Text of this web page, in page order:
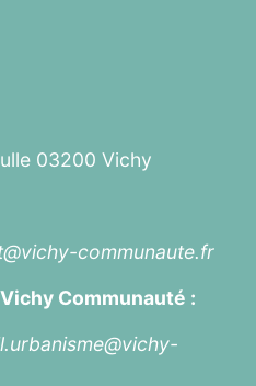
03200 Vichy
communaute.fr
Communauté :